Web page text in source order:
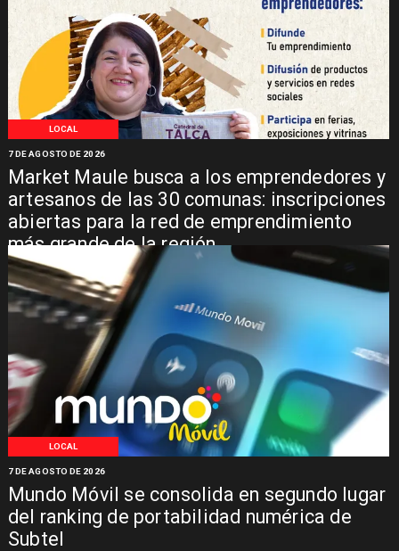
LOCAL
Market Maule busca a los emprendedores y
artesanos de las 30 comunas: inscripciones
abiertas para la red de emprendimiento
más grande de la región
7 DE AGOSTO DE 2026
LOCAL
Mundo Móvil se consolida en segundo lugar
del ranking de portabilidad numérica de
Subtel
7 DE AGOSTO DE 2026